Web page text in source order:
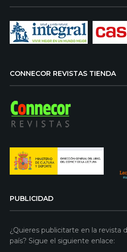
CONNECOR REVISTAS TIENDA
PUBLICIDAD
¿Quieres publicitarte en la revista
país? Sigue el siguiente enlace: